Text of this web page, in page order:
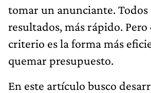
tomar un anunciante. Todos
resultados, más rápido. Pero
criterio es la forma más
quemar presupuesto.
En este artículo busco